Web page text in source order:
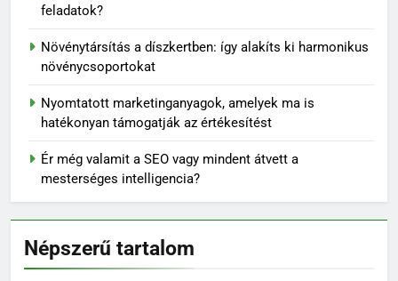
feladatok?
Növénytársítás a díszkertben: így alakíts ki harmonikus
növénycsoportokat
Nyomtatott marketinganyagok, amelyek ma is
hatékonyan támogatják az értékesítést
Ér még valamit a SEO vagy mindent átvett a
mesterséges intelligencia?
Népszerű tartalom